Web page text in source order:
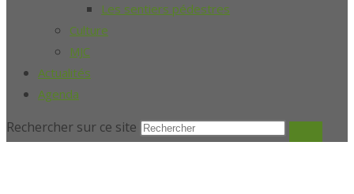
Les sentiers pédestres
Culture
MJC
Actualités
Agenda
Rechercher sur ce site